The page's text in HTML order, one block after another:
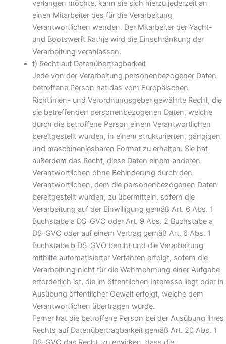
verlangen möchte, kann sie sich hierzu jederzeit an
einen Mitarbeiter des für die Verarbeitung
Verantwortlichen wenden. Der Mitarbeiter der Yacht-
und Bootswerft Rathje wird die Einschränkung der
Verarbeitung veranlassen.
f) Recht auf Datenübertragbarkeit
Jede von der Verarbeitung personenbezogener Daten
betroffene Person hat das vom Europäischen
Richtlinien- und Verordnungsgeber gewährte Recht, die
sie betreffenden personenbezogenen Daten, welche
durch die betroffene Person einem Verantwortlichen
bereitgestellt wurden, in einem strukturierten, gängigen
und maschinenlesbaren Format zu erhalten. Sie hat
außerdem das Recht, diese Daten einem anderen
Verantwortlichen ohne Behinderung durch den
Verantwortlichen, dem die personenbezogenen Daten
bereitgestellt wurden, zu übermitteln, sofern die
Verarbeitung auf der Einwilligung gemäß Art. 6 Abs. 1
Buchstabe a DS-GVO oder Art. 9 Abs. 2 Buchstabe a
DS-GVO oder auf einem Vertrag gemäß Art. 6 Abs. 1
Buchstabe b DS-GVO beruht und die Verarbeitung
mithilfe automatisierter Verfahren erfolgt, sofern die
Verarbeitung nicht für die Wahrnehmung einer Aufgabe
erforderlich ist, die im öffentlichen Interesse liegt oder in
Ausübung öffentlicher Gewalt erfolgt, welche dem
Verantwortlichen übertragen wurde.
Ferner hat die betroffene Person bei der Ausübung ihres
Rechts auf Datenübertragbarkeit gemäß Art. 20 Abs. 1